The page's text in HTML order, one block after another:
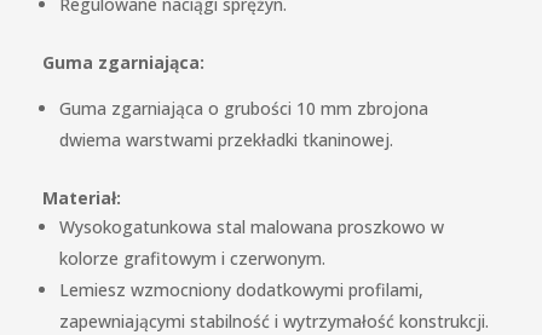
Guma zgarniająca:
Guma zgarniająca o grubości 10 mm zbrojona
dwiema warstwami przekładki tkaninowej.
Materiał:
Wysokogatunkowa stal malowana proszkowo w
kolorze grafitowym i czerwonym.
Lemiesz wzmocniony dodatkowymi profilami,
zapewniającymi stabilność i wytrzymałość konstrukcji.